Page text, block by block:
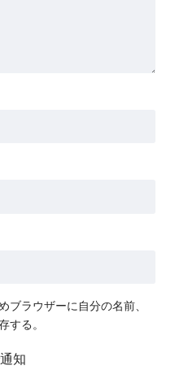
ブラウザーに自分の名前、
する。
知